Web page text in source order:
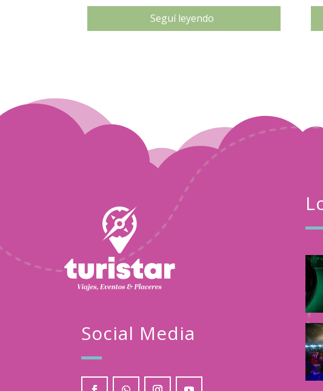
Seguí leyendo
Social Media
Turistar